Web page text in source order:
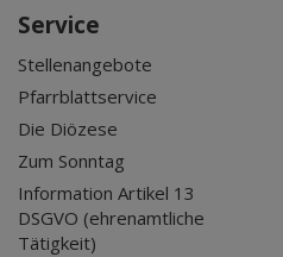
Service
Stellenangebote
Pfarrblattservice
Die Diözese
Zum Sonntag
Information Artikel 13
DSGVO (ehrenamtliche
Tätigkeit)